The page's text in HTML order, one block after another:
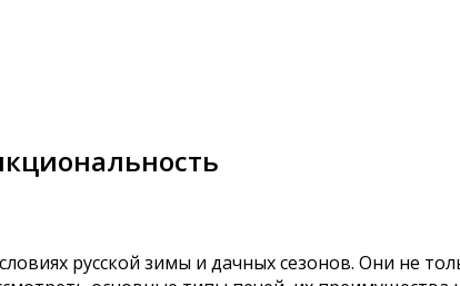
русской зимы и дачных сезонов. Они не